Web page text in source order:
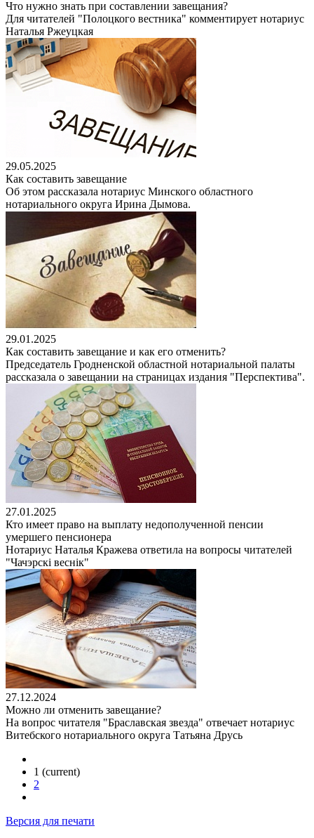
Что нужно знать при составлении завещания?
Для читателей "Полоцкого вестника" комментирует нотариус
Наталья Ржеуцкая
29.05.2025
Как составить завещание
Об этом рассказала нотариус Минского областного
нотариального округа Ирина Дымова.
29.01.2025
Как составить завещание и как его отменить?
Председатель Гродненской областной нотариальной палаты
рассказала о завещании на страницах издания "Перспектива".
27.01.2025
Кто имеет право на выплату недополученной пенсии
умершего пенсионера
Нотариус Наталья Кражева ответила на вопросы читателей
"Чачэрскi веснiк"
27.12.2024
Можно ли отменить завещание?
На вопрос читателя "Браславская звезда" отвечает нотариус
Витебского нотариального округа Татьяна Друсь
1 (current)
2
Версия для печати